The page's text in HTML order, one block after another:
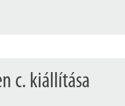
c. kiállítása